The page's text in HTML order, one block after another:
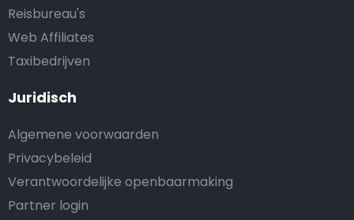
Reisbureau's
Web Affiliates
Taxibedrijven
Juridisch
Algemene voorwaarden
Privacybeleid
Verantwoordelijke openbaarmaking
Partner login